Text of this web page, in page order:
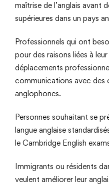
maîtrise de l’anglais avant
supérieures dans un pays
Professionnels qui ont
pour des raisons liées à
déplacements
communications avec des
anglophones.
Personnes souhaitant se
langue anglaise
le Cambridge English
Immigrants ou résidents
veulent améliorer leur